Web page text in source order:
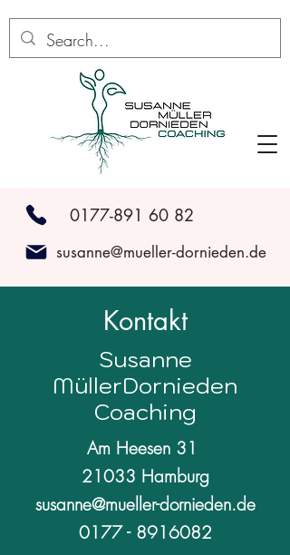
0177-891 60 82
susanne@mueller-dornieden.de
Kontakt
Susanne
MüllerDornieden
Coaching
Am Heesen 31
21033 Hamburg
susanne@mueller-dornieden.de
0177 - 8916082